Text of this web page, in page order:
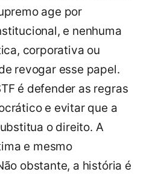
age por
e nenhuma
corporativa ou
revogar esse papel.
é defender as regras
e evitar que a
o direito. A
e mesmo
obstante, a história é